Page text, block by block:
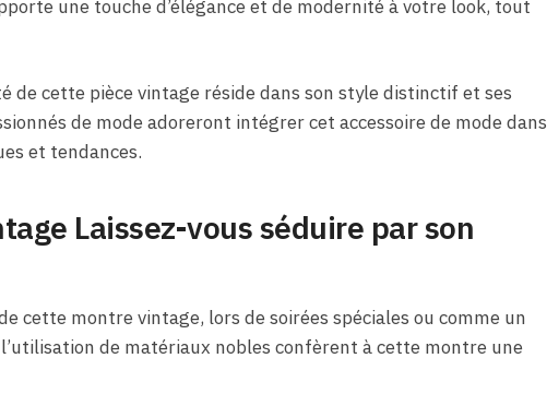
une touche d’élégance et de modernité à votre look, tout
de cette pièce vintage réside dans son style distinctif et ses
de mode adoreront intégrer cet accessoire de mode dans
et tendances.
Laissez-vous séduire par son
cette montre vintage, lors de soirées spéciales ou comme un
de matériaux nobles confèrent à cette montre une